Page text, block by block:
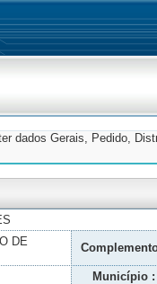
dados Gerais, Pedido,
DE
Município :